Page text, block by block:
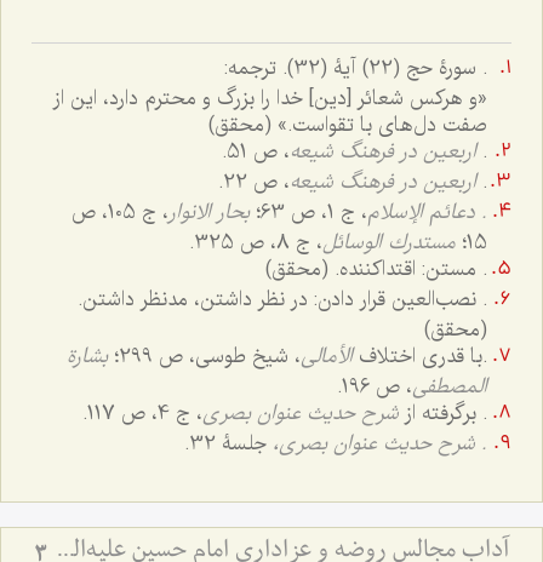
. سورۀ حج (22) آیۀ (32). ترجمه:
«و هرکس شعائر [دین] خدا را بزرگ و محترم دارد، این از
صفت دل‌های با تقواست.» (محقق)
.اربعین در فرهنگ شیعه، ص 51.
.اربعین در فرهنگ شیعه، ص 22.
. دعائم الإسلام، ج ‌1، ص 63؛ بحار الانوار
، ج 105، ص
15؛ مستدرك الوسائل، ج 8، ص 325.
. مستن: اقتداکننده. (محقق)
. نصب‌العین قرار دادن: در نظر داشتن، مدنظر داشتن.
(محقق)
.با قدری اختلافالأمالی، شیخ طوسی، ص 299؛
بشارة
المصطفى، ص 196.
. برگرفته از شرح حدیث عنوان بصری، ج 4، ص 117.
. شرح حدیث عنوان بصری، جلسۀ 32.
آداب مجالس روضه و عزاداری امام حسین علیه‌السلام - و توصیه‌های بزرگان دربارۀ ماه‌های محرّم و صفر